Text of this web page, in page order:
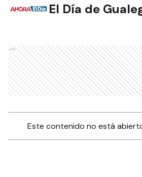
El Día de
Ads
Este contenido no está